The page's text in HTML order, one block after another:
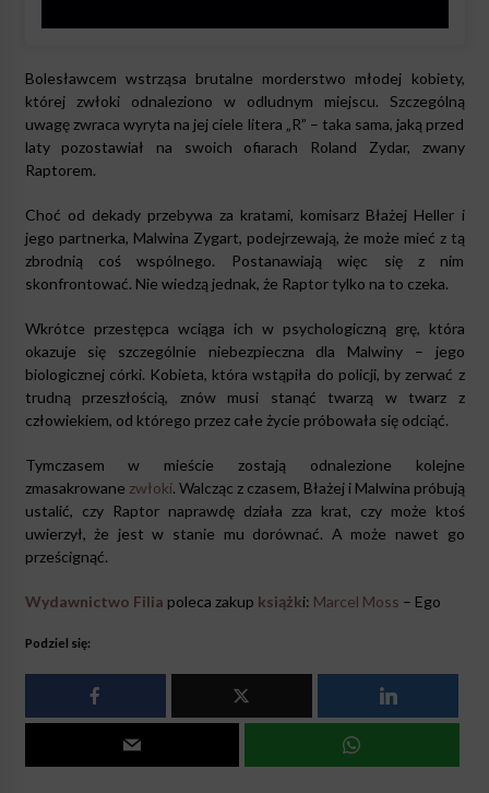
Bolesławcem wstrząsa brutalne morderstwo młodej kobiety,
której zwłoki odnaleziono w odludnym miejscu. Szczególną
uwagę zwraca wyryta na jej ciele litera „R” – taka sama, jaką przed
laty pozostawiał na swoich ofiarach Roland Zydar, zwany
Raptorem.
Choć od dekady przebywa za kratami, komisarz Błażej Heller i
jego partnerka, Malwina Zygart, podejrzewają, że może mieć z tą
zbrodnią coś wspólnego. Postanawiają więc się z nim
skonfrontować. Nie wiedzą jednak, że Raptor tylko na to czeka.
Wkrótce przestępca wciąga ich w psychologiczną grę, która
okazuje się szczególnie niebezpieczna dla Malwiny – jego
biologicznej córki. Kobieta, która wstąpiła do policji, by zerwać z
trudną przeszłością, znów musi stanąć twarzą w twarz z
człowiekiem, od którego przez całe życie próbowała się odciąć.
Tymczasem w mieście zostają odnalezione kolejne
zmasakrowane zwłoki. Walcząc z czasem, Błażej i Malwina próbują
ustalić, czy Raptor naprawdę działa zza krat, czy może ktoś
uwierzył, że jest w stanie mu dorównać. A może nawet go
prześcignąć.
Wydawnictwo Filia poleca zakup książki: Marcel Moss – Ego
Podziel się: